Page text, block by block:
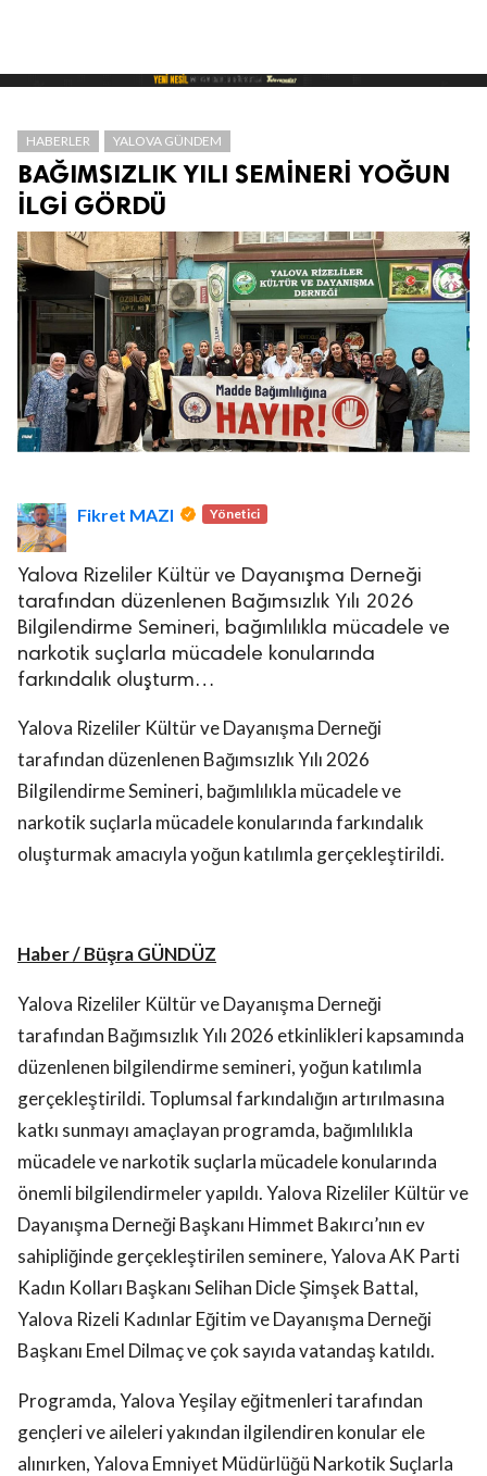
Asayiş
HABERLER YALOVA GÜNDEM
BAĞIMSIZLIK YILI SEMİNERİ YOĞUN
İLGİ GÖRDÜ
Fikret MAZI Yönetici
Yalova Rizeliler Kültür ve Dayanışma Derneği
tarafından düzenlenen Bağımsızlık Yılı 2026
Bilgilendirme Semineri, bağımlılıkla mücadele ve
narkotik suçlarla mücadele konularında
farkındalık oluşturm…
Yalova Rizeliler Kültür ve Dayanışma Derneği
tarafından düzenlenen Bağımsızlık Yılı 2026
Bilgilendirme Semineri, bağımlılıkla mücadele ve
narkotik suçlarla mücadele konularında farkındalık
oluşturmak amacıyla yoğun katılımla gerçekleştirildi.
Haber / Büşra GÜNDÜZ
Yalova Rizeliler Kültür ve Dayanışma Derneği
tarafından Bağımsızlık Yılı 2026 etkinlikleri kapsamında
düzenlenen bilgilendirme semineri, yoğun katılımla
gerçekleştirildi. Toplumsal farkındalığın artırılmasına
katkı sunmayı amaçlayan programda, bağımlılıkla
mücadele ve narkotik suçlarla mücadele konularında
önemli bilgilendirmeler yapıldı. Yalova Rizeliler Kültür ve
Dayanışma Derneği Başkanı Himmet Bakırcı’nın ev
sahipliğinde gerçekleştirilen seminere, Yalova AK Parti
Kadın Kolları Başkanı Selihan Dicle Şimşek Battal,
Yalova Rizeli Kadınlar Eğitim ve Dayanışma Derneği
Başkanı Emel Dilmaç ve çok sayıda vatandaş katıldı.
Programda, Yalova Yeşilay eğitmenleri tarafından
gençleri ve aileleri yakından ilgilendiren konular ele
alınırken, Yalova Emniyet Müdürlüğü Narkotik Suçlarla